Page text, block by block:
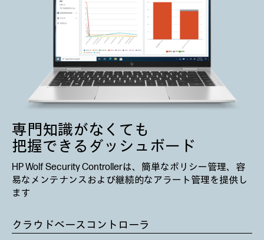
専門知識がなくても
把握できるダッシュボード
HP Wolf Security Controllerは、簡単なポリシー管理、容
易なメンテナンスおよび継続的なアラート管理を提供し
ます
クラウドベースコントローラ